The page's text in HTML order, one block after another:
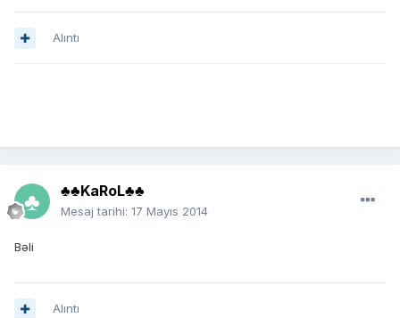
Alıntı
♣♣KaRoL♣♣
Mesaj tarihi: 17 Mayıs 2014
Bəli
Alıntı